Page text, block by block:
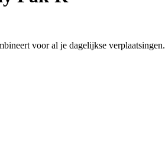
voor al je dagelijkse verplaatsingen.